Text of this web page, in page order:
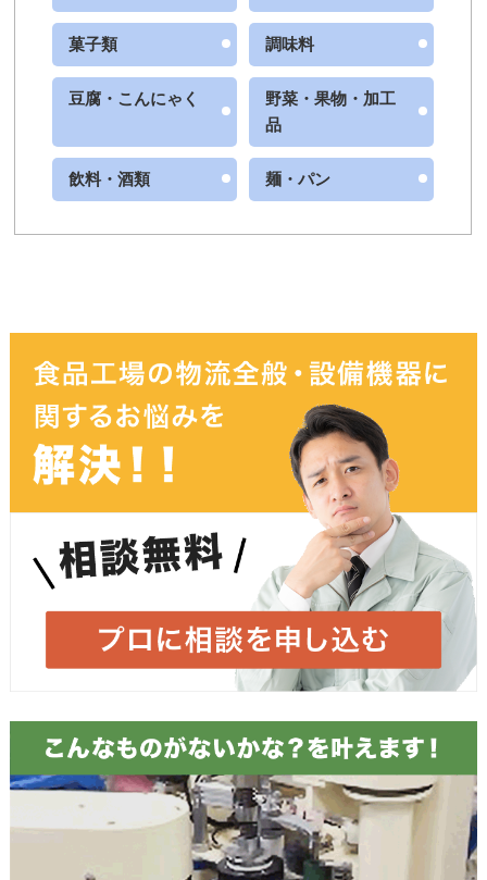
個人情報保護方針 に同意します
菓子類 調味料
豆腐・こんにゃく
野菜・果物・加工
品
飲料・酒類 麺・パン